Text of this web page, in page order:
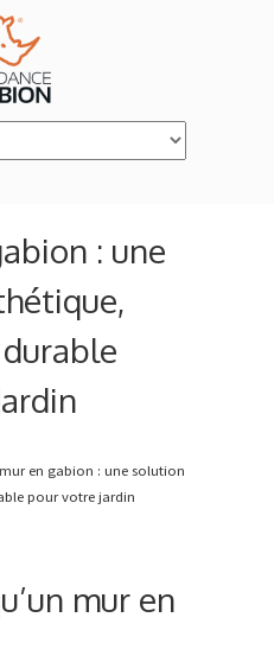
: une
en gabion : une solution
pour votre jardin
mur en